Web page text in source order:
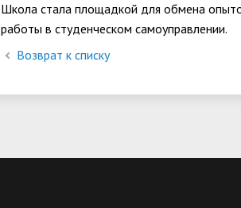
Школа стала площадкой для обмена
работы в студенческом самоуправлении.
Возврат к списку